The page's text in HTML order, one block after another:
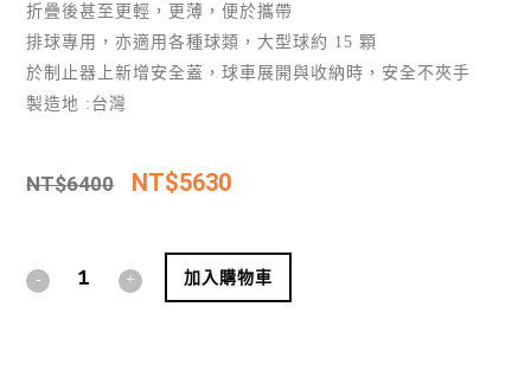
折疊後甚至更輕，更薄，便於攜帶
排球專用，亦適用各種球類，大型球約 15 顆
於制止器上新增安全蓋，球車展開與收納時，安全不夾手
製造地 :台灣
NT$6400 NT$5630
加入購物車